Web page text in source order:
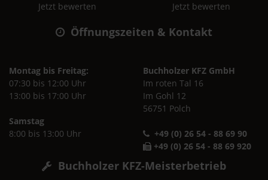
Jetzt bewerten Jetzt bewerten
Öffnungszeiten & Kontakt
Montag bis Freitag:
07:30 bis 12:00 Uhr
13:00 bis 17:00 Uhr
Samstag
8:00 bis 13:00 Uhr
Buchholzer KFZ GmbH
Im roten Tal 16
Im Gohl 12
56751 Polch
+49 (0) 26 54 - 88 69 90
+49 (0) 26 54 - 88 69 920
Buchholzer KFZ-Meisterbetrieb